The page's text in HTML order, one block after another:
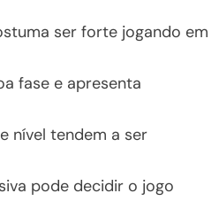
ser forte jogando em
fase e apresenta
nível tendem a ser
pode decidir o jogo